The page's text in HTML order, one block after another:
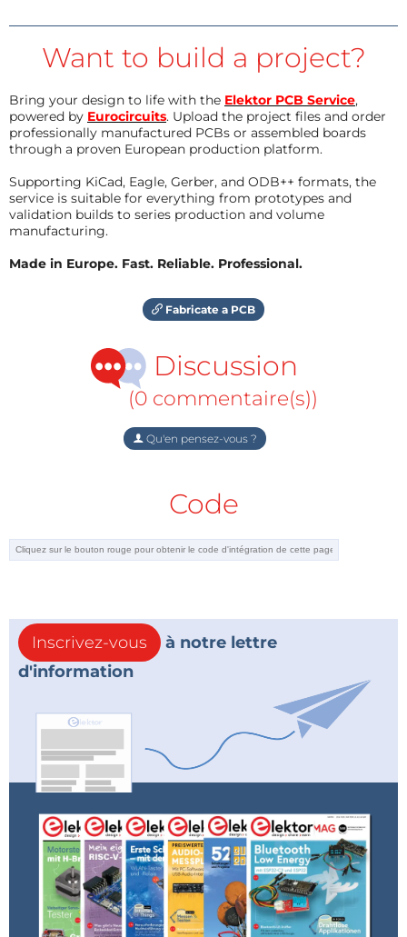
Want to build a project?
Bring your design to life with the Elektor PCB Service,
powered by Eurocircuits. Upload the project files and order
professionally manufactured PCBs or assembled boards
through a proven European production platform.
Supporting KiCad, Eagle, Gerber, and ODB++ formats, the
service is suitable for everything from prototypes and
validation builds to series production and volume
manufacturing.
Made in Europe. Fast. Reliable. Professional.
Fabricate a PCB
Discussion
(0 commentaire(s))
Qu'en pensez-vous ?
Code
Inscrivez-vous
à notre lettre
d'information